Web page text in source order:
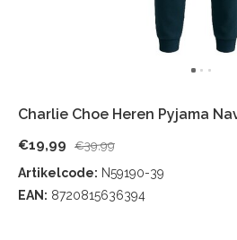
Charlie Choe Heren Pyjama
€19,99 €39,99
Artikelcode: N59190-39
EAN: 8720815636394